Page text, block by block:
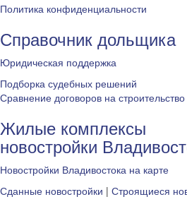
Политика конфиденциальности
Справочник дольщика
Юридическая поддержка
Подборка судебных решений
Сравнение договоров на
Жилые комплексы
новостройки
Новостройки Владивостока на карте
Сданные новостройки | Строящиеся